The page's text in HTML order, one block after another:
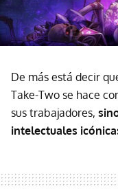
De más está decir
Take-Two se hace
sus trabajadores,
intelectuales